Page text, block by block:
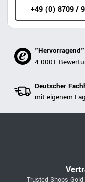
+49 (0) 8709 /
"Hervorragend"
4.000+
Deutscher
mit eigenem
Trusted Shops